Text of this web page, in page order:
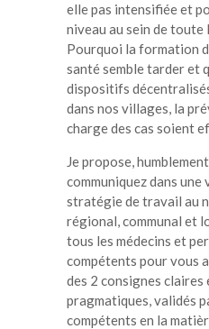
elle pas intensifiée et
niveau au sein de toute
Pourquoi la formation
santé semble tarder et
dispositifs
dans nos villages, la
charge des cas soient
Je propose,
communiquez dans
stratégie de travail au
régional, communal et
tous les médecins et
compétents pour vous
des 2 consignes
pragmatiques, validés
compétents en la